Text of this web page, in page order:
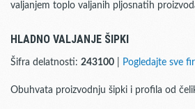
valjanjem toplo valjanih pljosnatih
HLADNO VALJANJE ŠIPKI
Šifra delatnosti: 243100 Pogledajte sve
Obuhvata proizvodnju šipki i profila od